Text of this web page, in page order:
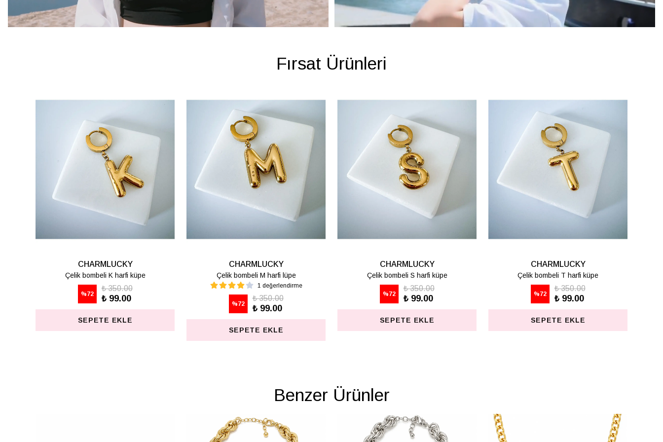
Fırsat Ürünleri
CHARMLUCKY
Çelik bombeli Z harfi küpe
%72
₺ 350.00
₺ 99.00
SEPETE EKLE
CHARMLUCKY
AKRİLİK GÜL KÜPE
%74
₺ 487.50
₺ 125.00
SEPETE EKLE
CHARMLUCKY
BASİC HARF KOLYE - C
%75
₺ 498.75
₺ 125.00
SEPETE EKLE
CHARMLUCKY
BASİC HARF KOLYE - M
%75
₺ 498.75
₺ 125.00
SEPETE EKLE
Benzer Ürünler